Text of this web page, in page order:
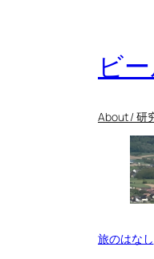
ビ
About / 研
旅のはなし